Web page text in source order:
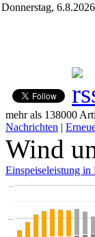
Donnerstag, 6.8.2026
mehr als 138000
Nachrichten |
Wind
Einspeiseleistung
…
…